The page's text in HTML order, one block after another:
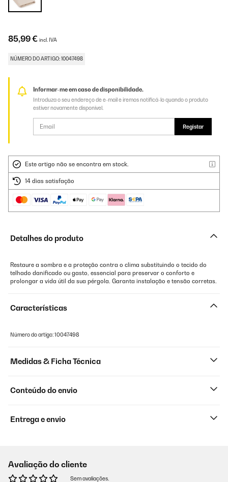
85,99 € incl. IVA
NÚMERO DO ARTIGO: 10047498
Informar-me em caso de disponibilidade.
Introduza o seu endereço de e-mail e iremos notificá-lo quando o produto
estiver novamente disponível.
Registar
Este artigo não se encontra em stock.
14 dias satisfação
Detalhes do produto
Restaure a sombra e a proteção contra o clima substituindo o tecido do
telhado danificado ou gasto, essencial para preservar o conforto e
prolongar a vida útil da sua pérgola. Garanta instalação e tensão corretas.
Características
Número do artigo: 10047498
Medidas & Ficha Técnica
Conteúdo do envio
Entrega e envio
Avaliação do cliente
Sem avaliações.